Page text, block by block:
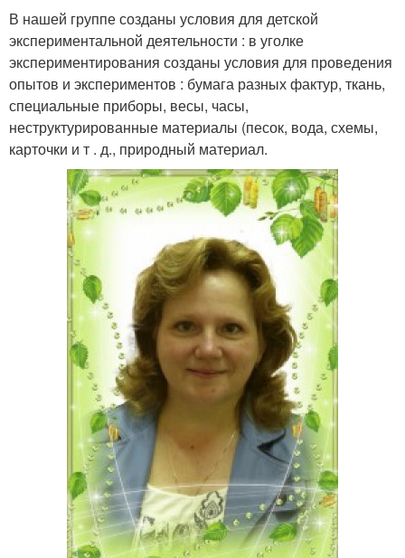
В нашей группе созданы условия для детской
экспериментальной деятельности : в уголке
экспериментирования созданы условия для проведения
опытов и экспериментов : бумага разных фактур, ткань,
специальные приборы, весы, часы,
неструктурированные материалы (песок, вода, схемы,
карточки и т . д., природный материал.